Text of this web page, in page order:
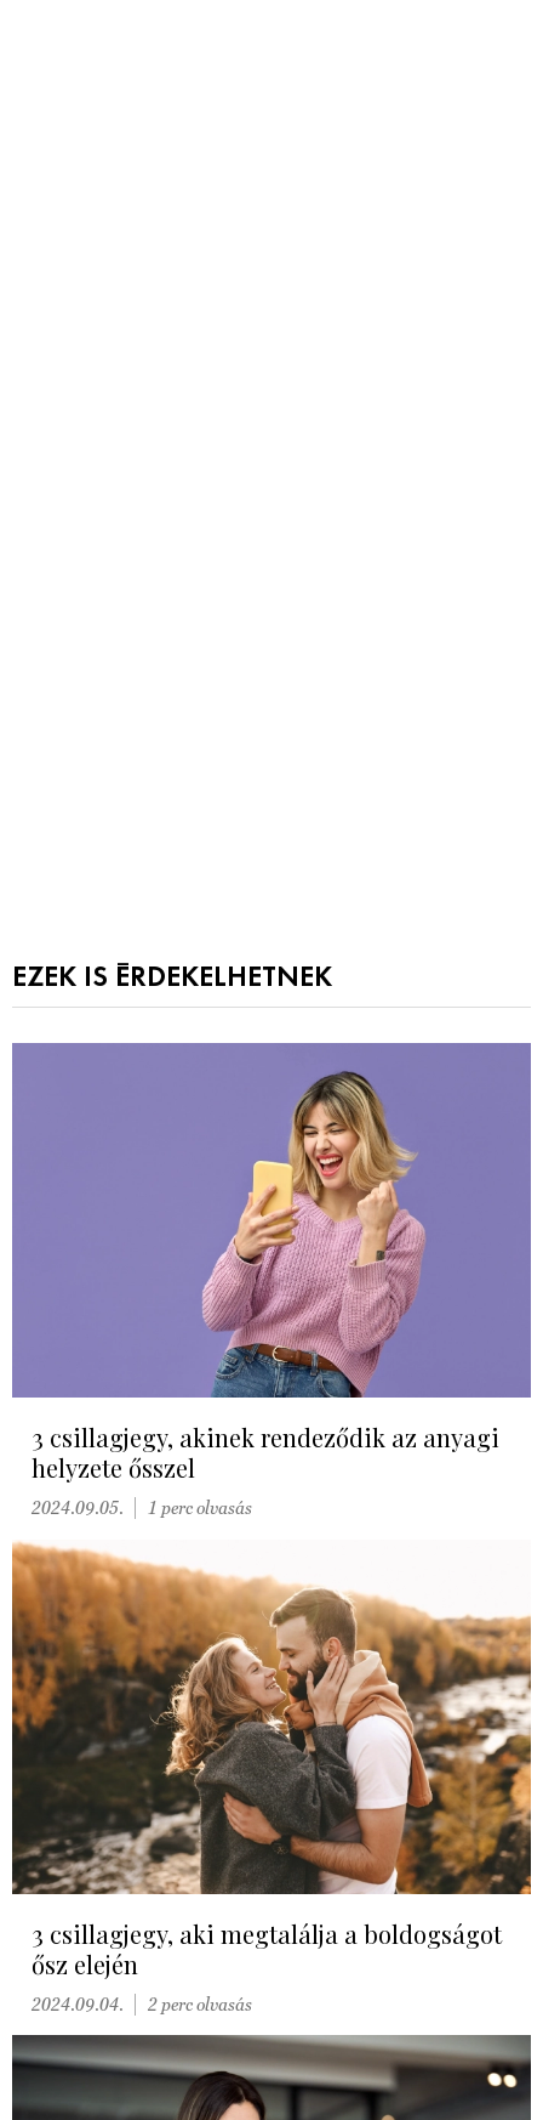
EZEK IS ÉRDEKELHETNEK
3 csillagjegy, akinek rendeződik az anyagi
helyzete ősszel
2024.09.05. 1 perc olvasás
3 csillagjegy, aki megtalálja a boldogságot
ősz elején
2024.09.04. 2 perc olvasás